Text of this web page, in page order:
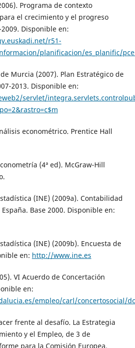
Programa de contexto
el crecimiento y el progreso
Disponible en:
r51-
planificacion/es_planific/
Murcia (2007). Plan Estratégico de
2013. Disponible en:
servlet/
econométrico. Prentice Hall
(4ª ed). McGraw-Hill
(INE) (2009a). Contabilidad
Base 2000. Disponible en:
(INE) (2009b). Encuesta de
en: http://www.ine.es
VI Acuerdo de Concertación
en:
empleo/carl/concertosocial/
frente al desafío. La Estrategia
y el Empleo, de 3 de
para la Comisión Europea.